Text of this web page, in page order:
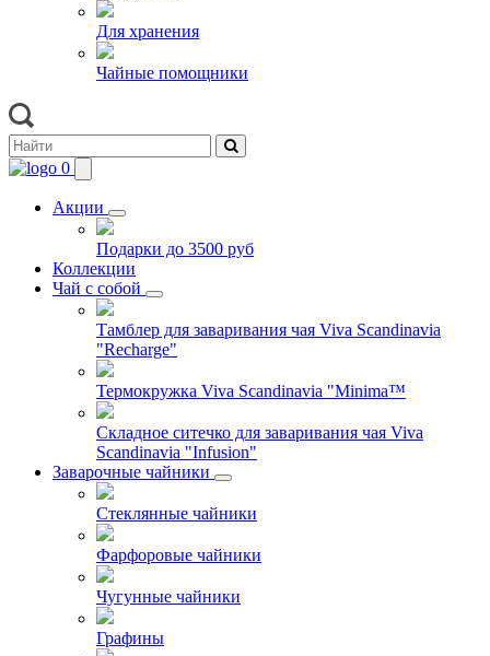
Для хранения
Чайные помощники
0
Акции
Подарки до 3500 руб
Коллекции
Чай с собой
Тамблер для заваривания чая Viva Scandinavia
"Recharge"
Термокружка Viva Scandinavia "Minima™
Складное ситечко для заваривания чая Viva
Scandinavia "Infusion"
Заварочные чайники
Стеклянные чайники
Фарфоровые чайники
Чугунные чайники
Графины